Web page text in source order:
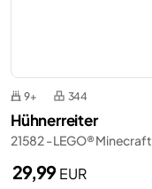
9+ 344
Hühnerreiter
21582 - LEGO®
29,99EUR